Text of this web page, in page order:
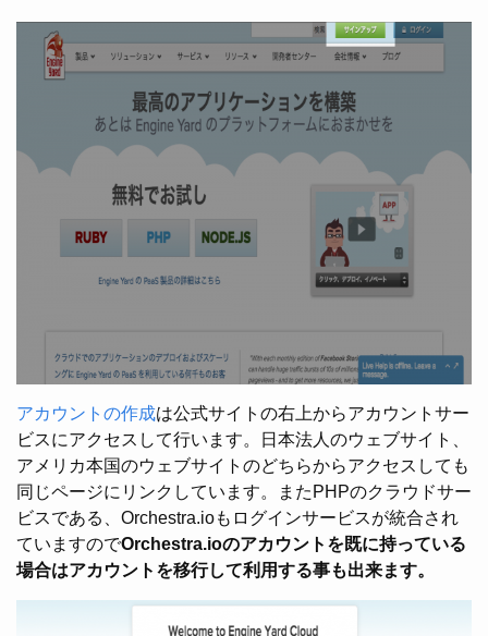
アカウントの作成は公式サイトの右上からアカウントサー
ビスにアクセスして行います。日本法人のウェブサイト、
アメリカ本国のウェブサイトのどちらからアクセスしても
同じページにリンクしています。またPHPのクラウドサー
ビスである、Orchestra.ioもログインサービスが統合され
ていますのでOrchestra.ioのアカウントを既に持っている
場合はアカウントを移行して利用する事も出来ます。